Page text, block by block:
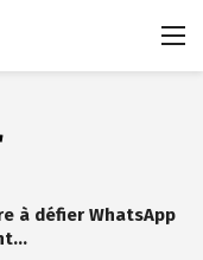
à défier WhatsApp